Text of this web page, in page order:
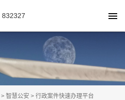
832327
> 智慧公安 > 行政案件快速办理平台